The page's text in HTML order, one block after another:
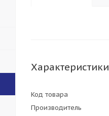
Характеристики
Код товара
Производитель